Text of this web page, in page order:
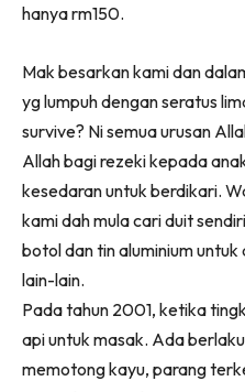
hanya rm150.
Mak besarkan kami dan
yg lumpuh dengan seratus
survive? Ni semua urusan
Allah bagi rezeki kepada
kesedaran untuk berdikari.
kami dah mula cari duit
botol dan tin aluminium
lain-lain.
Pada tahun 2001, ketika
api untuk masak. Ada
memotong kayu, parang